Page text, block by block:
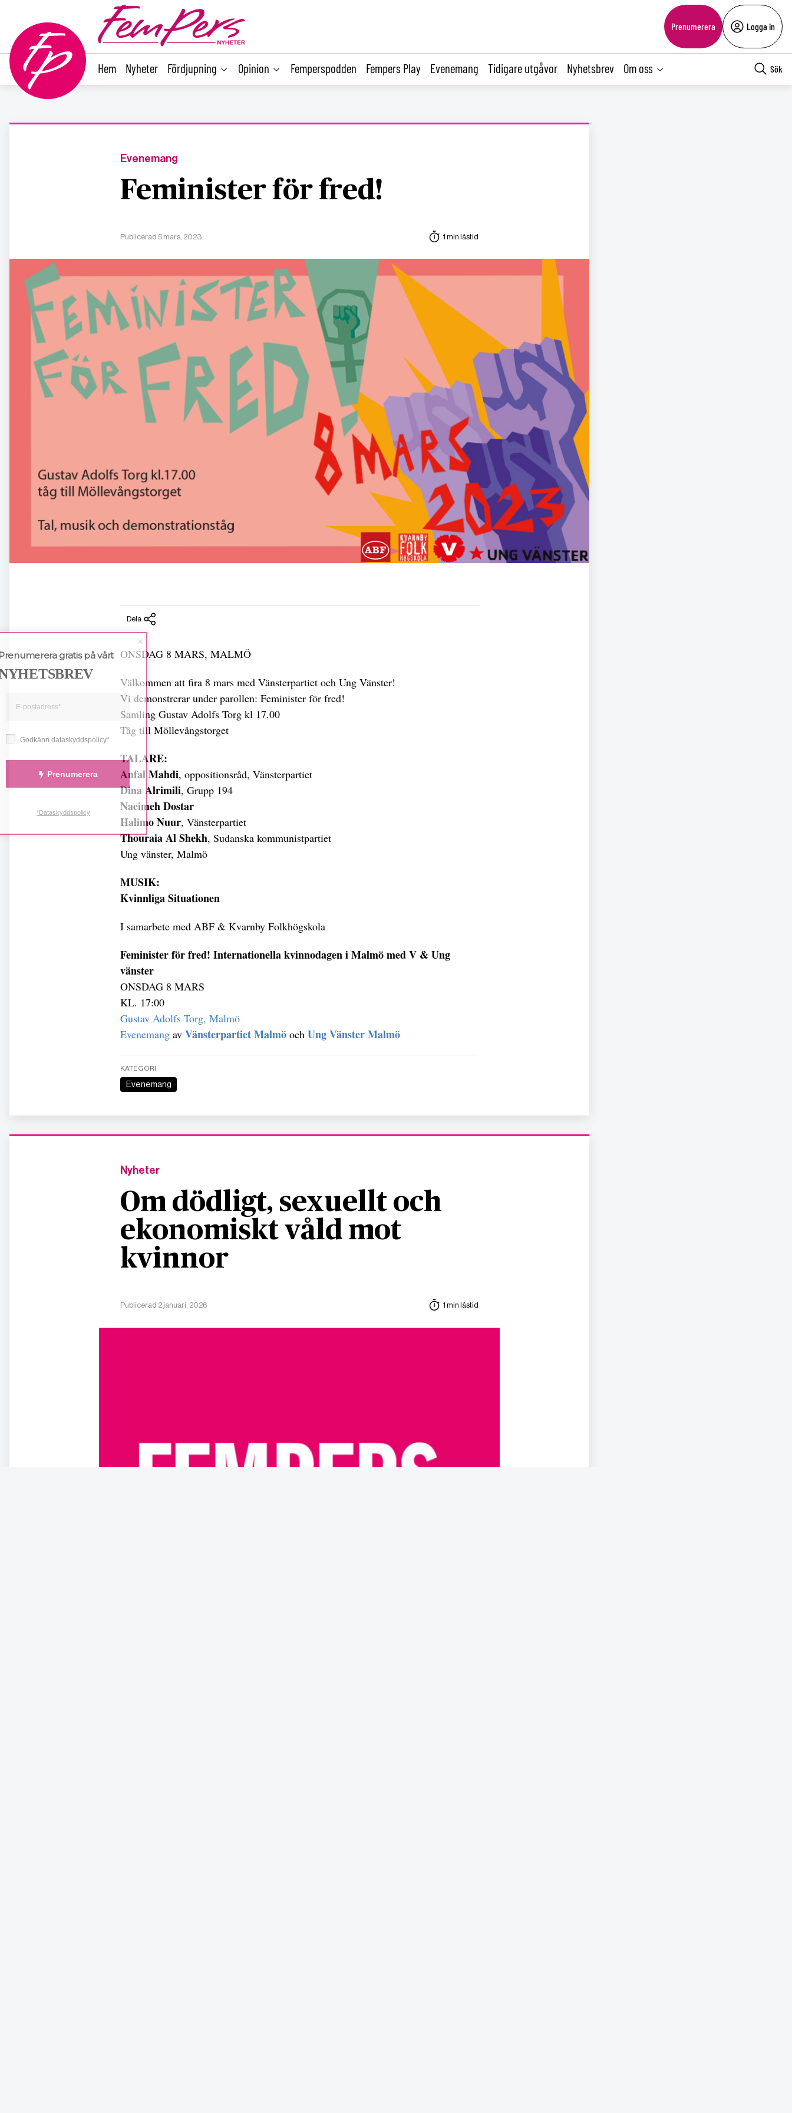
Prenumerera Logga in
Hem Nyheter Fördjupning Opinion Femperspodden Fempers Play Evenemang Tidigare utgåvor Nyhetsbrev Om oss Sök
Evenemang
Feminister för fred!
Publicerad 5 mars, 2023 1 min lästid
Dela
ONSDAG 8 MARS, MALMÖ
Välkommen att fira 8 mars med Vänsterpartiet och Ung Vänster!
Vi demonstrerar under parollen: Feminister för fred!
Samling Gustav Adolfs Torg kl 17.00
Tåg till Möllevångstorget
TALARE:
Anfal Mahdi, oppositionsråd, Vänsterpartiet
Dina Alrimili, Grupp 194
Naeimeh Dostar
Halimo Nuur, Vänsterpartiet
Thouraia Al Shekh, Sudanska kommunistpartiet
Ung vänster, Malmö
MUSIK:
Kvinnliga Situationen
I samarbete med ABF & Kvarnby Folkhögskola
Feminister för fred! Internationella kvinnodagen i Malmö med V & Ung
vänster
ONSDAG 8 MARS
KL. 17:00
Gustav Adolfs Torg, Malmö
Evenemang av Vänsterpartiet Malmö och Ung Vänster Malmö
KATEGORI
Evenemang
Nyheter
Om dödligt, sexuellt och
ekonomiskt våld mot
kvinnor
Publicerad 2 januari, 2026 1 min lästid
Godkänn dataskyddspolicy*
Prenumerera
Prenumerera gratis på vårt
NYHETSBREV
*Dataskyddspolicy